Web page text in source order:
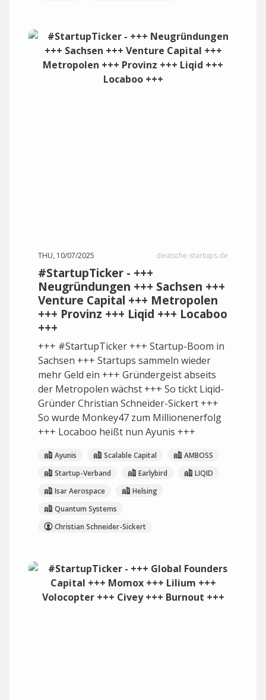
THU, 10/07/2025 deutsche-startups.de
#StartupTicker - +++
Neugründungen +++ Sachsen +++
Venture Capital +++ Metropolen
+++ Provinz +++ Liqid +++ Locaboo
+++
+++ #StartupTicker +++ Startup-Boom in
Sachsen +++ Startups sammeln wieder
mehr Geld ein +++ Gründergeist abseits
der Metropolen wächst +++ So tickt Liqid-
Gründer Christian Schneider-Sickert +++
So wurde Monkey47 zum Millionenerfolg
+++ Locaboo heißt nun Ayunis +++
Ayunis Scalable Capital
AMBOSS
Startup-Verband
Earlybird
LIQID
Isar Aerospace
Helsing
Quantum Systems
Christian Schneider-Sickert